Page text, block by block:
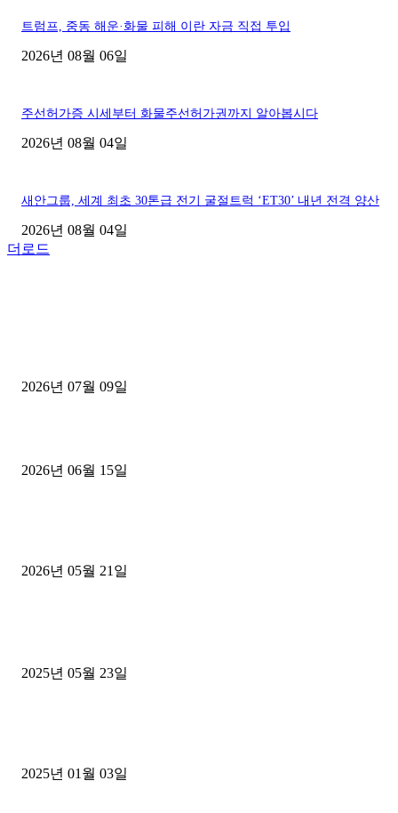
트럼프, 중동 해운·화물 피해 이란 자금 직접 투입
2026년 08월 06일
주선허가증 시세부터 화물주선허가권까지 알아봅시다
2026년 08월 04일
새안그룹, 세계 최초 30톤급 전기 굴절트럭 ‘ET30’ 내년 전격 양산
2026년 08월 04일
더로드
2026년 07월 09일
2026년 06월 15일
2026년 05월 21일
2025년 05월 23일
2025년 01월 03일